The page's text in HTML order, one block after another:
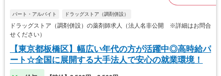
パート・アルバイト ドラッグストア（調剤併設）
ドラッグストア（調剤併設）の薬剤師求人（法人名非公開 ※詳細はお問合
せください）
【東京都板橋区】幅広い年代の方が活躍中◎高時給パ
ート☆全国に展開する大手法人で安心の就業環境！